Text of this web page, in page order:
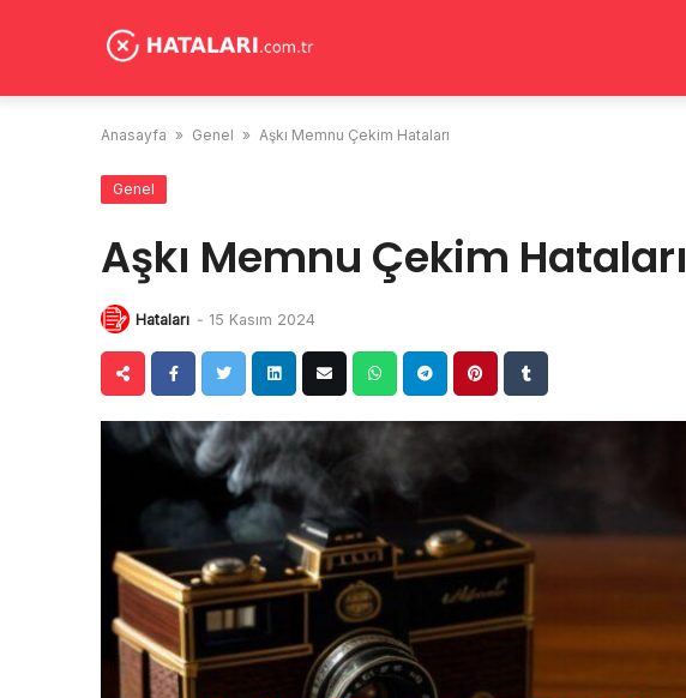
Anasayfa » Genel » Aşkı Memnu Çekim Hataları
Genel
Aşkı Memnu Çekim Hataları
Hataları - 15 Kasım 2024